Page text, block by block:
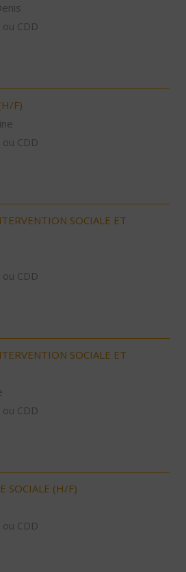
CDD
F)
CDD
SOCIALE ET
CDD
SOCIALE ET
CDD
SOCIALE (H/F)
CDD